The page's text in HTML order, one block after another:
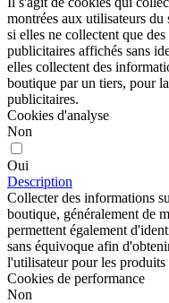
montrées aux utilisateurs
si elles ne collectent que
publicitaires affichés sans
elles collectent des
boutique par un tiers, pour
publicitaires.
Cookies d'analyse
Non
Oui
Description
Collecter des informations
boutique, généralement de
permettent également
sans équivoque afin
l'utilisateur pour les produits
Cookies de performance
Non